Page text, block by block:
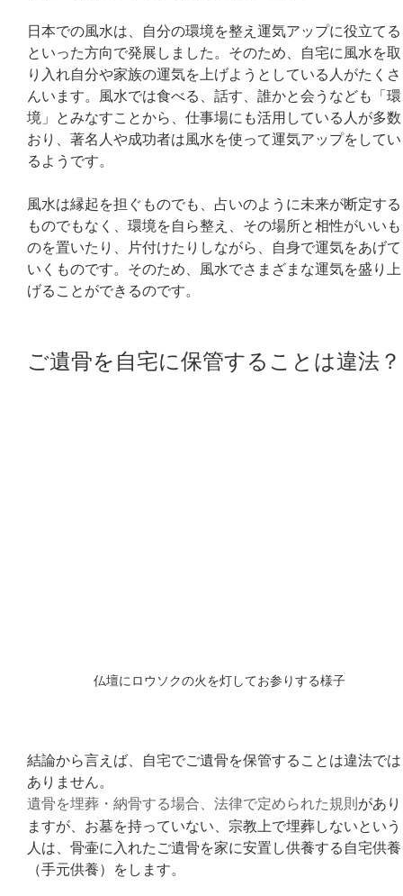
日本での風水は、自分の環境を整え運気アップに役立てる
といった方向で発展しました。そのため、自宅に風水を取
り入れ自分や家族の運気を上げようとしている人がたくさ
んいます。風水では食べる、話す、誰かと会うなども「環
境」とみなすことから、仕事場にも活用している人が多数
おり、著名人や成功者は風水を使って運気アップをしてい
るようです。
風水は縁起を担ぐものでも、占いのように未来が断定する
ものでもなく、環境を自ら整え、その場所と相性がいいも
のを置いたり、片付けたりしながら、自身で運気をあげて
いくものです。そのため、風水でさまざまな運気を盛り上
げることができるのです。
ご遺骨を自宅に保管することは違法？
仏壇にロウソクの火を灯してお参りする様子
結論から言えば、自宅でご遺骨を保管することは違法では
ありません。
遺骨を埋葬・納骨する場合、法律で定められた規則があり
ますが、お墓を持っていない、宗教上で埋葬しないという
人は、骨壷に入れたご遺骨を家に安置し供養する自宅供養
（手元供養）をします。